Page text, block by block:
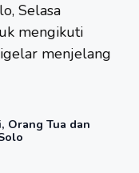
, Selasa
mengikuti
menjelang
Orang Tua dan